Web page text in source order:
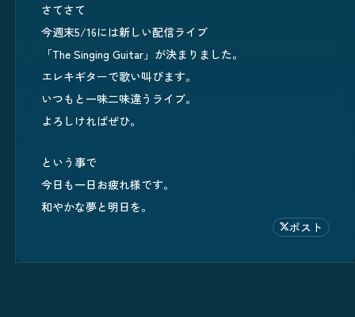
さてさて
今週末5/16には新しい配信ライブ
「The Singing Guitar」が決まりました。
エレキギターで歌い叫びます。
いつもと一味二味違うライブ。
よろしければぜひ。
という事で
今日も一日お疲れ様です。
和やかな夢と明日を。
ポスト